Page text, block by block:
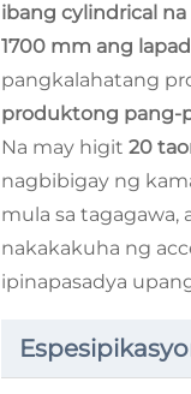
ibang cylindrical
1700 mm ang
pangkalahatang
produktong pang-
Na may higit 20
nagbibigay ng
mula sa tagagawa,
nakakakuha ng
ipinapasadya